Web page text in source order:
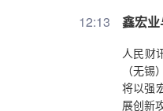
12:13 鑫宏
人民财
（无
将以强
展创新